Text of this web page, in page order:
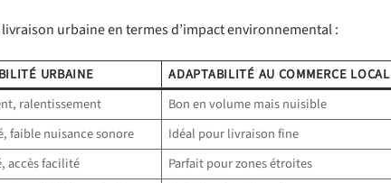
urbaine en termes d’impact environnemental :
URBAINE
ADAPTABILITÉ AU COMMERCE LOCAL
ralentissement
Bon en volume mais nuisible
faible nuisance sonore
Idéal pour livraison fine
accès facilité
Parfait pour zones étroites